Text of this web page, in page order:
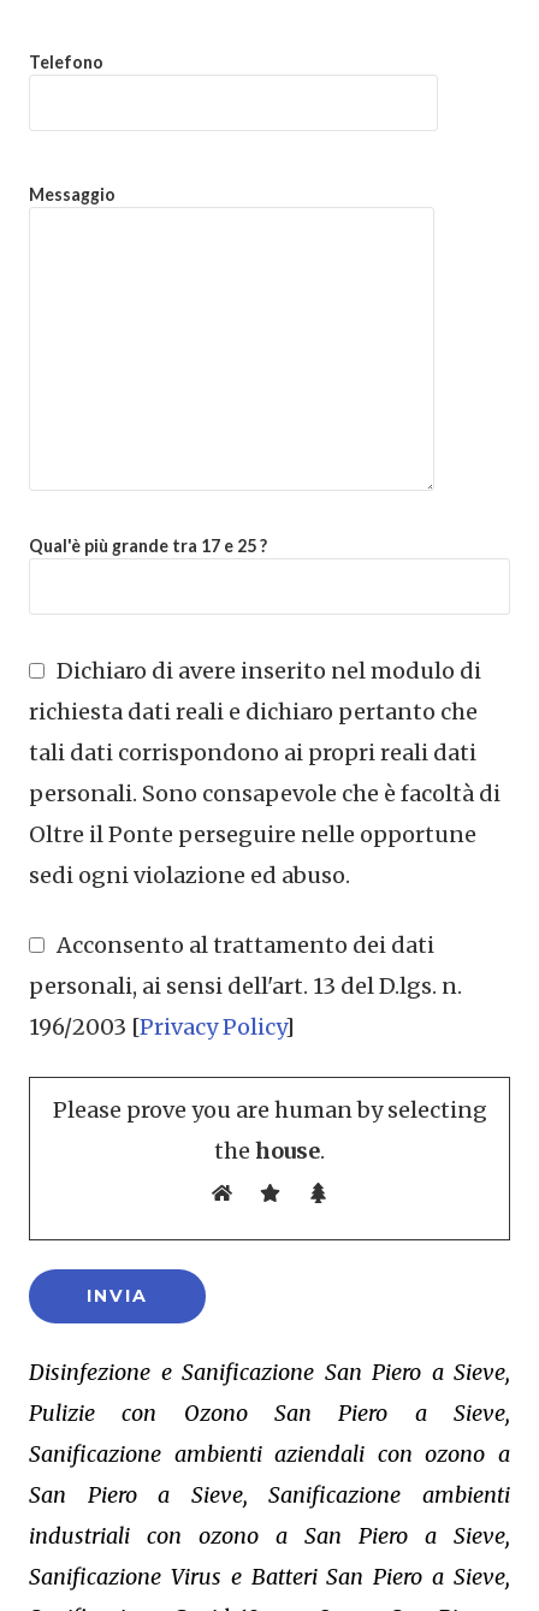
Telefono
Messaggio
Qual'è più grande tra 17 e 25 ?
Dichiaro di avere inserito nel modulo di
richiesta dati reali e dichiaro pertanto che
tali dati corrispondono ai propri reali dati
personali. Sono consapevole che è facoltà di
Oltre il Ponte perseguire nelle opportune
sedi ogni violazione ed abuso.
Acconsento al trattamento dei dati
personali, ai sensi dell'art. 13 del D.lgs. n.
196/2003 [Privacy Policy]
Please prove you are human by selecting
the house.
Disinfezione e Sanificazione San Piero a Sieve,
Pulizie con Ozono San Piero a Sieve,
Sanificazione ambienti aziendali con ozono a
San Piero a Sieve, Sanificazione ambienti
industriali con ozono a San Piero a Sieve,
Sanificazione Virus e Batteri San Piero a Sieve,